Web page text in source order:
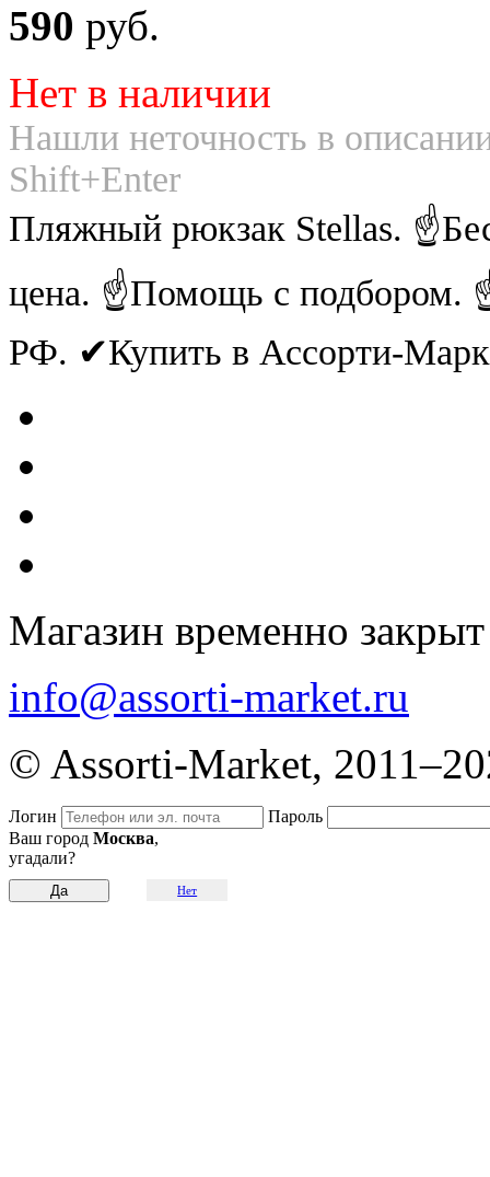
590 руб.
Нет в наличии
Нашли неточность в
Shift+Enter
Пляжный рюкзак Stellas.
цена. ☝Помощь с подбором.
РФ. ✔Купить в Ассорти-
Магазин временно закрыт
info@assorti-market.ru
© Assorti-Market,
Логин
Пароль
Ваш город Москва,
угадали?
Нет